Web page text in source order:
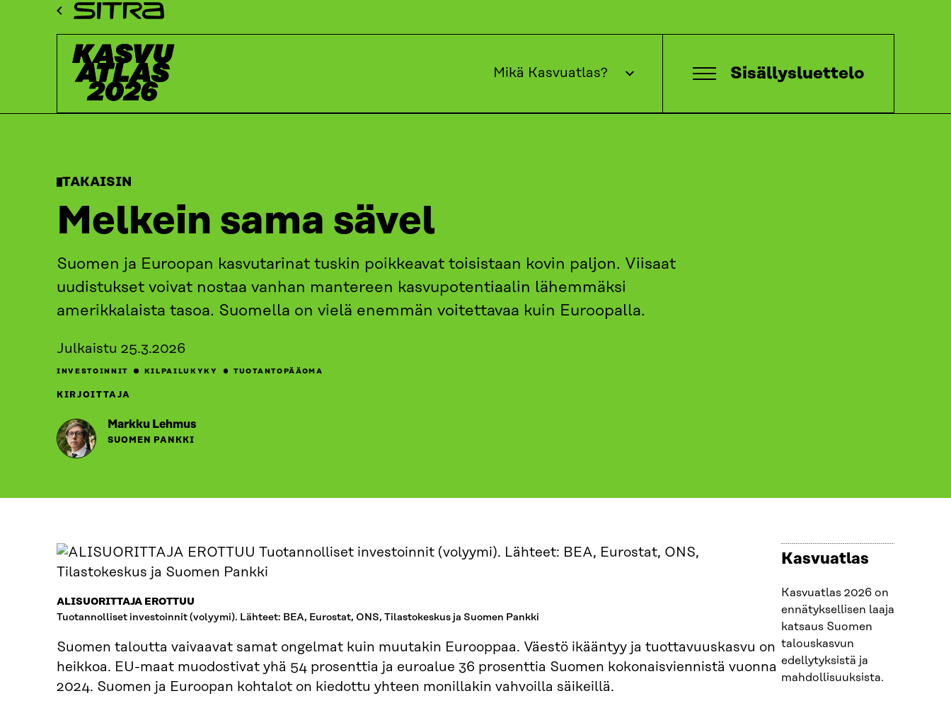
Sitra
Kasvuatlas
Mikä Kasvuatlas?
Sisällysluettelo
ETUSIVU KASVUATLAS
TAKAISIN
Melkein sama sävel
Suomen ja Euroopan kasvutarinat tuskin poikkeavat toisistaan kovin paljon. Viisaat
uudistukset voivat nostaa vanhan mantereen kasvupotentiaalin lähemmäksi
amerikkalaista tasoa. Suomella on vielä enemmän voitettavaa kuin Euroopalla.
Julkaistu 25.3.2026
INVESTOINNIT KILPAILUKYKY TUOTANTOPÄÄOMA
KIRJOITTAJA
Markku Lehmus
SUOMEN PANKKI
ALISUORITTAJA EROTTUU
Tuotannolliset investoinnit (volyymi). Lähteet: BEA, Eurostat, ONS, Tilastokeskus ja Suomen Pankki
Suomen taloutta vaivaavat samat ongelmat kuin muutakin Eurooppaa. Väestö ikääntyy ja tuottavuuskasvu on
heikkoa. EU-maat muodostivat yhä 54 prosenttia ja euroalue 36 prosenttia Suomen kokonaisviennistä vuonna
2024. Suomen ja Euroopan kohtalot on kiedottu yhteen monillakin vahvoilla säikeillä.
Kasvuatlas
Kasvuatlas 2026 on
ennätyksellisen laaja
katsaus Suomen
talouskasvun
edellytyksistä ja
mahdollisuuksista.